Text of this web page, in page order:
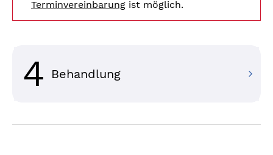
Terminvereinbarung ist möglich.
4 Behandlung